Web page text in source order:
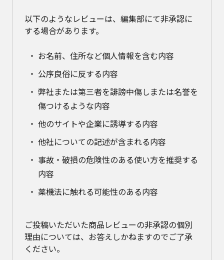
以下のようなレビューは、編集部にて非承認に
する場合があります。
お名前、住所など個人情報を含む内容
公序良俗に反する内容
弊社または第三者を誹謗中傷しまたは名誉を
傷つけるような内容
他のサイトや企業に誘導する内容
他社についての記述が含まれる内容
事故・破損の危険性のある使い方を推奨する
内容
薬機法に触れる可能性のある内容
ご投稿いただいた商品レビューの非承認の個別
理由については、お答えしかねますのでご了承
ください。